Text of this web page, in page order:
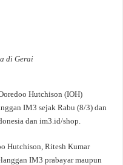
di Gerai
Hutchison (IOH)
IM3 sejak Rabu (8/3) dan
dan im3.id/shop.
Hutchison, Ritesh Kumar
IM3 prabayar maupun